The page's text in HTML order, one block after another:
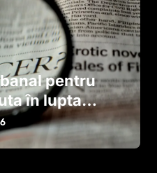
pentru
în lupta
agresiv